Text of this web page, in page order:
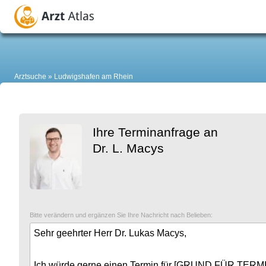
Arztsuche Ludwigshafen am Rhein
Ihre Terminanfrage an
Dr. L. Macys
Bitte verändern und ergänzen Sie Ihre Nachricht nach Belieben: